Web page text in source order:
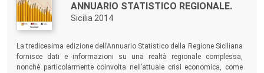
ANNUARIO STATISTICO REGIONALE.
Sicilia 2014
La tredicesima edizione dell’Annuario Statistico della Regione Siciliana
fornisce dati e informazioni su una realtà regionale complessa,
nonché particolarmente coinvolta nell’attuale crisi economica, come